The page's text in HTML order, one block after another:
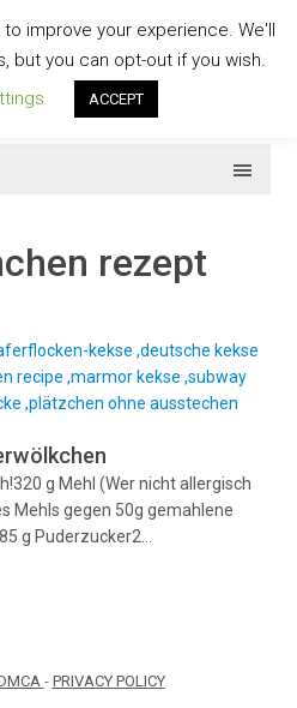
rezept
g Mehl (Wer nicht allergisch
Mehls gegen 50g gemahlene
g Puderzucker2…
- PRIVACY POLICY
improve your experience. We'll
but you can opt-out if you wish.
ACCEPT